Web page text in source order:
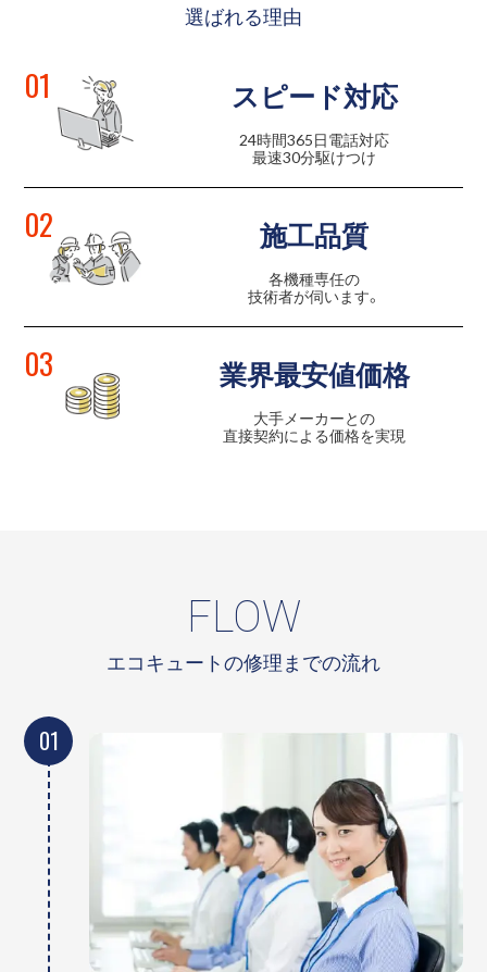
選ばれる理由
01 スピード対応
24時間365日電話対応
最速30分駆けつけ
02 施工品質
各機種専任の
技術者が伺います。
03 業界最安値価格
大手メーカーとの
直接契約による価格を実現
FLOW
エコキュートの修理までの流れ
01